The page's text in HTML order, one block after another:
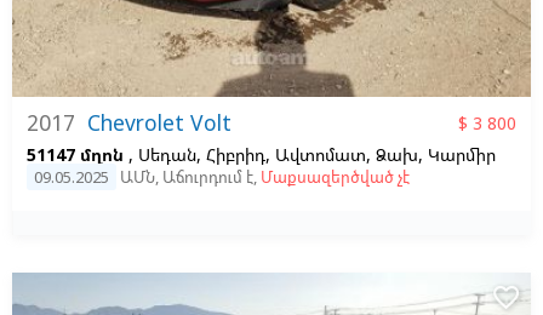
2017 Chevrolet Volt
$ 3 800
51147 մղոն , Սեդան, Հիբրիդ, Ավտոմատ, Ձախ, Կարմիր
09.05.2025 ԱՄՆ, Աճուրդում է, Մաքսազերծված չէ
favorite_border